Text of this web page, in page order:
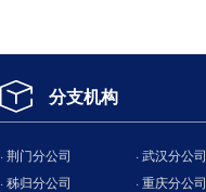
分支机构
· 荆门分公司
· 秭归分公司
· 武汉分公司
· 重庆分公司